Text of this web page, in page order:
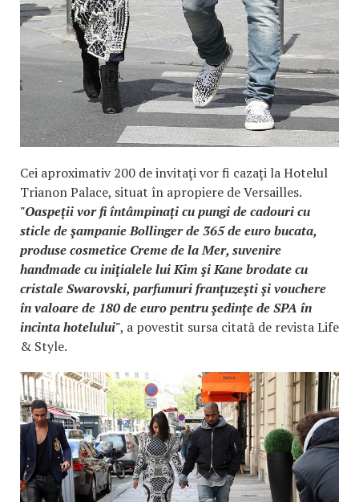
Cei aproximativ 200 de invitaţi vor fi cazaţi la Hotelul
Trianon Palace, situat în apropiere de Versailles.
"Oaspeţii vor fi întâmpinaţi cu pungi de cadouri cu
sticle de şampanie Bollinger de 365 de euro bucata,
produse cosmetice Creme de la Mer, suvenire
handmade cu iniţialele lui Kim şi Kane brodate cu
cristale Swarovski, parfumuri franţuzeşti şi vouchere
în valoare de 180 de euro pentru şedinţe de SPA în
incinta hotelului", a povestit sursa citată de revista Life
& Style.